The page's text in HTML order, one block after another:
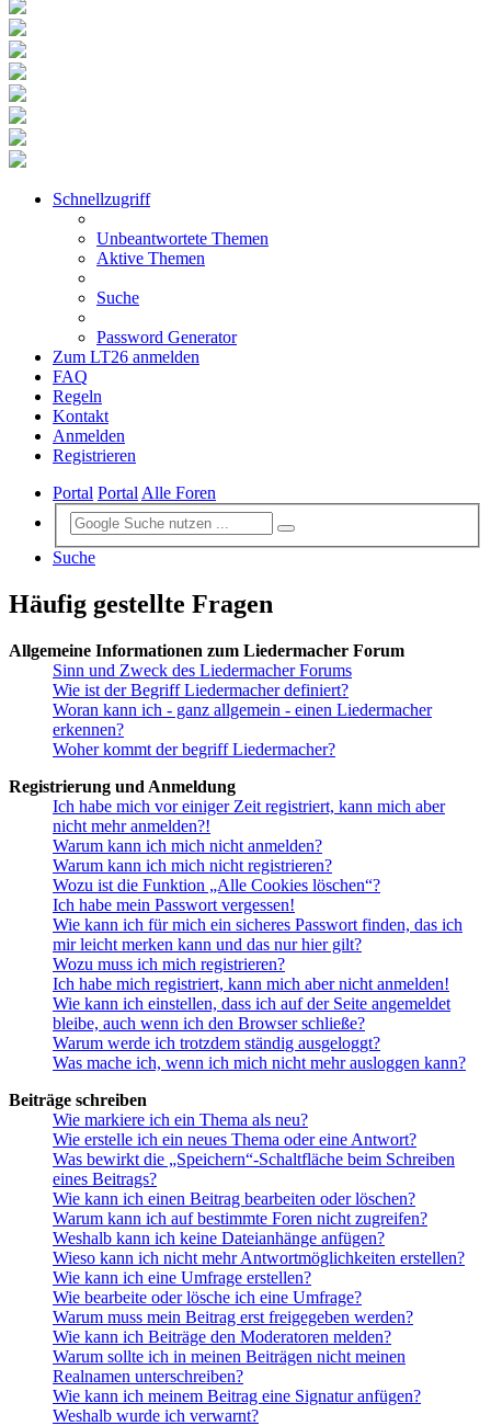
Schnellzugriff
Unbeantwortete Themen
Aktive Themen
Suche
Password Generator
Zum LT26 anmelden
FAQ
Regeln
Kontakt
Anmelden
Registrieren
Portal PortalAlle Foren
Suche
Häufig gestellte Fragen
Allgemeine Informationen zum Liedermacher Forum
Sinn und Zweck des Liedermacher Forums
Wie ist der Begriff Liedermacher definiert?
Woran kann ich - ganz allgemein - einen Liedermacher
erkennen?
Woher kommt der begriff Liedermacher?
Registrierung und Anmeldung
Ich habe mich vor einiger Zeit registriert, kann mich aber
nicht mehr anmelden?!
Warum kann ich mich nicht anmelden?
Warum kann ich mich nicht registrieren?
Wozu ist die Funktion „Alle Cookies löschen“?
Ich habe mein Passwort vergessen!
Wie kann ich für mich ein sicheres Passwort finden, das ich
mir leicht merken kann und das nur hier gilt?
Wozu muss ich mich registrieren?
Ich habe mich registriert, kann mich aber nicht anmelden!
Wie kann ich einstellen, dass ich auf der Seite angemeldet
bleibe, auch wenn ich den Browser schließe?
Warum werde ich trotzdem ständig ausgeloggt?
Was mache ich, wenn ich mich nicht mehr ausloggen kann?
Beiträge schreiben
Wie markiere ich ein Thema als neu?
Wie erstelle ich ein neues Thema oder eine Antwort?
Was bewirkt die „Speichern“-Schaltfläche beim Schreiben
eines Beitrags?
Wie kann ich einen Beitrag bearbeiten oder löschen?
Warum kann ich auf bestimmte Foren nicht zugreifen?
Weshalb kann ich keine Dateianhänge anfügen?
Wieso kann ich nicht mehr Antwortmöglichkeiten erstellen?
Wie kann ich eine Umfrage erstellen?
Wie bearbeite oder lösche ich eine Umfrage?
Warum muss mein Beitrag erst freigegeben werden?
Wie kann ich Beiträge den Moderatoren melden?
Warum sollte ich in meinen Beiträgen nicht meinen
Realnamen unterschreiben?
Wie kann ich meinem Beitrag eine Signatur anfügen?
Weshalb wurde ich verwarnt?